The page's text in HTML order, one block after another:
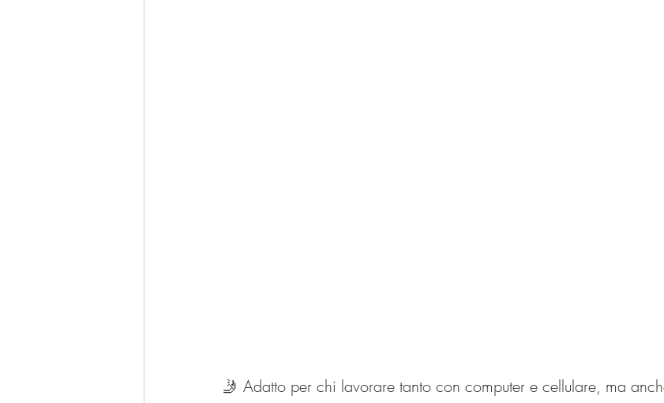
🤳 Adatto per chi lavorare tanto con computer e cellulare, ma